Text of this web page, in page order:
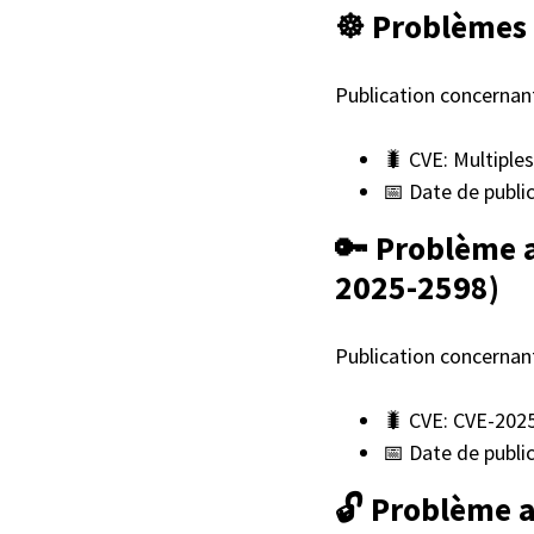
☸️ Problèmes
Publication
🐛 CVE:
📅 Date de
🔑 Problème
2025-2598)
Publication
🐛 CVE: CVE-
📅 Date de
🔓 Problème